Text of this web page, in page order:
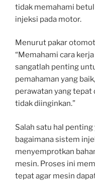
tidak memahami
injeksi pada motor.
Menurut pakar
“Memahami cara
sangatlah penting
pemahaman yang
perawatan yang tepat
tidak diinginkan.”
Salah satu hal
bagaimana sistem
menyemprotkan
mesin. Proses ini
tepat agar mesin